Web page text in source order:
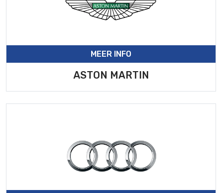
MEER INFO
ASTON MARTIN